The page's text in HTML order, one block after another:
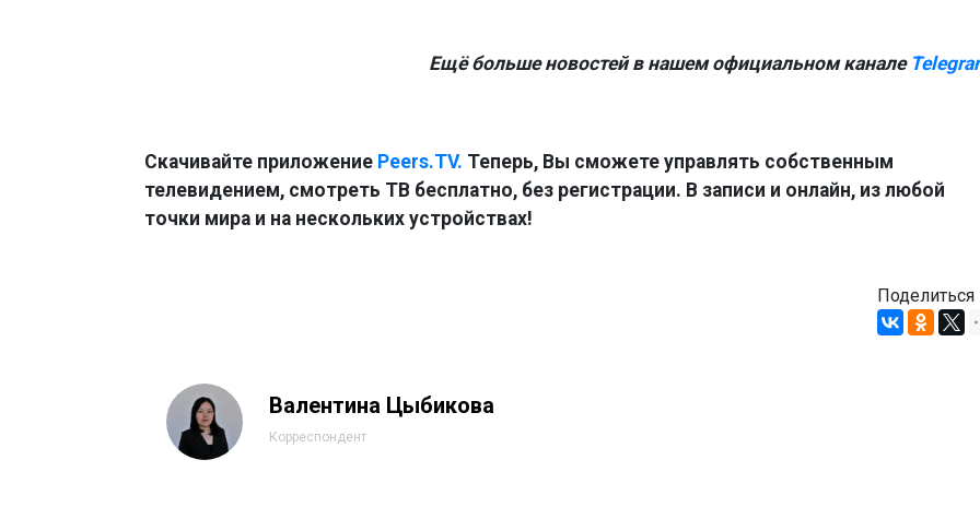
Ещё больше новостей в нашем официальном канале
Скачивайте приложение Peers.TV. Теперь, Вы сможете управлять собственным
телевидением, смотреть ТВ бесплатно, без регистрации. В записи и онлайн, из любой
точки мира и на нескольких устройствах!
Поделиться
Валентина Цыбикова
Корреспондент